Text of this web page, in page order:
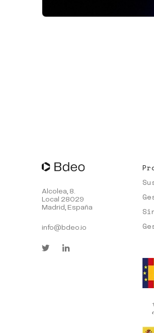
Alcolea, 8.
Local 28029
Madrid, España
info@bdeo.io